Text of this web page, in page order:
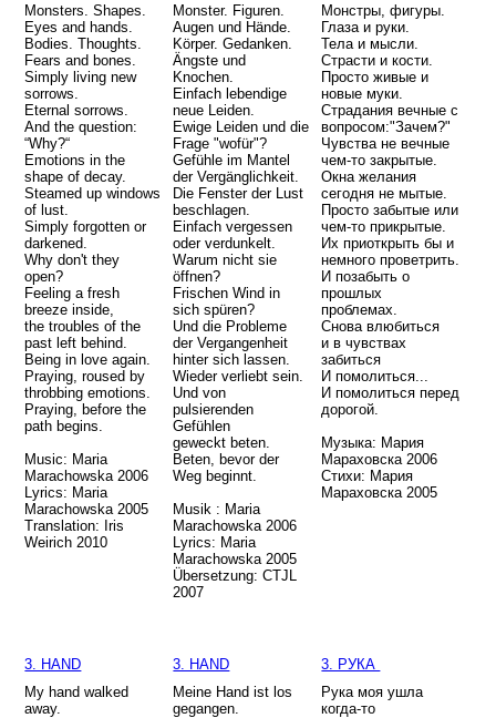
Monsters. Shapes.
Eyes and hands.
Bodies. Thoughts.
Fears and bones.
Simply living new
sorrows.
Eternal sorrows.
And the question:
“Why?“
Emotions in the
shape of decay.
Steamed up windows
of lust.
Simply forgotten or
darkened.
Why don't they
open?
Feeling a fresh
breeze inside,
the troubles of the
past left behind.
Being in love again.
Praying, roused by
throbbing emotions.
Praying, before the
path begins.
Music: Maria
Marachowska 2006
Lyrics: Maria
Marachowska 2005
Translation: Iris
Weirich 2010
Monster. Figuren.
Augen und Hände.
Körper. Gedanken.
Ängste und
Knochen.
Einfach lebendige
neue Leiden.
Ewige Leiden und die
Frage "wofür"?
Gefühle im Mantel
der Vergänglichkeit.
Die Fenster der Lust
beschlagen.
Einfach vergessen
oder verdunkelt.
Warum nicht sie
öffnen?
Frischen Wind in
sich spüren?
Und die Probleme
der Vergangenheit
hinter sich lassen.
Wieder verliebt sein.
Und von
pulsierenden
Gefühlen
geweckt beten.
Beten, bevor der
Weg beginnt.
Musik : Maria
Marachowska 2006
Lyrics: Maria
Marachowska 2005
Übersetzung: CTJL
2007
Монстры, фигуры.
Глаза и руки.
Тела и мысли.
Страсти и кости.
Просто живые и
новые муки.
Страдания вечные с
вопросом:"Зачем?"
Чувства не вечные
чем-тo закрытые.
Окна желания
сегодня не мытые.
Просто забытые или
чем-то прикрытые.
Их приоткрыть бы и
немного проветрить.
И позабыть о
прошлых
проблемах.
Снова влюбиться
и в чувствах
забиться
И помолиться...
И помолиться перед
дорогой.
Музыка: Мария
Мараховска 2006
Стихи: Мария
Мараховска 2005
3. HAND 3. HAND
3. РУКА
My hand walked
away.
Meine Hand ist los
gegangen.
Рука моя ушла
когда-то